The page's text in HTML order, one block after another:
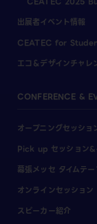
出展者イベント情報
CEATEC for
エコ＆デザインチャレ
CONFERENCE &
オープニングセッショ
Pick up セッション&
幕張メッセ タイムテー
オンラインセッション
スピーカー紹介